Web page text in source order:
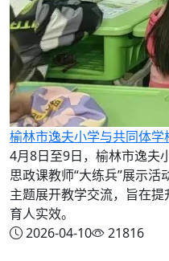
榆林市逸夫小学与共同体学
4月8日至9日，榆林市逸夫
思政课教师“大练兵”展示
主题展开教学交流，旨在
育人实效。
2026-04-10
21816